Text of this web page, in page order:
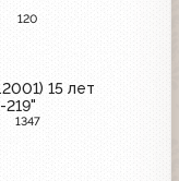
120
15 лет
1347